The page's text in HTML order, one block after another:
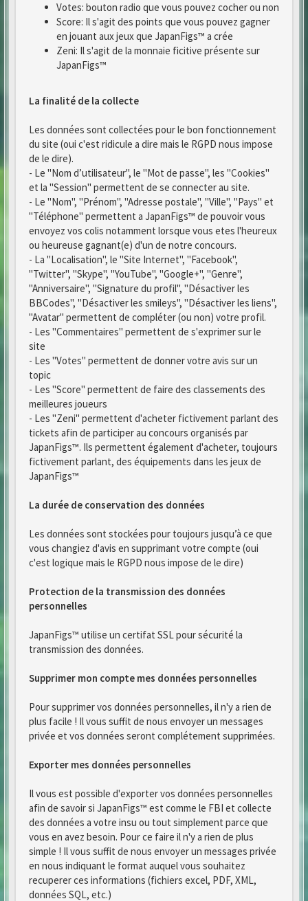
Votes: bouton radio que vous pouvez cocher ou non
Score: Il s'agit des points que vous pouvez gagner
en jouant aux jeux que JapanFigs™ a crée
Zeni: Il s'agit de la monnaie ficitive présente sur
JapanFigs™
La finalité de la collecte
Les données sont collectées pour le bon fonctionnement
du site (oui c'est ridicule a dire mais le RGPD nous impose
de le dire).
- Le "Nom d’utilisateur", le "Mot de passe", les "Cookies"
et la "Session" permettent de se connecter au site.
- Le "Nom", "Prénom", "Adresse postale", "Ville", "Pays" et
"Téléphone" permettent a JapanFigs™ de pouvoir vous
envoyez vos colis notamment lorsque vous etes l'heureux
ou heureuse gagnant(e) d'un de notre concours.
- La "Localisation", le "Site Internet", "Facebook",
"Twitter", "Skype", "YouTube", "Google+", "Genre",
"Anniversaire", "Signature du profil", "Désactiver les
BBCodes", "Désactiver les smileys", "Désactiver les liens",
"Avatar" permettent de compléter (ou non) votre profil.
- Les "Commentaires" permettent de s'exprimer sur le
site
- Les "Votes" permettent de donner votre avis sur un
topic
- Les "Score" permettent de faire des classements des
meilleures joueurs
- Les "Zeni" permettent d'acheter fictivement parlant des
tickets afin de participer au concours organisés par
JapanFigs™. Ils permettent également d'acheter, toujours
fictivement parlant, des équipements dans les jeux de
JapanFigs™
La durée de conservation des données
Les données sont stockées pour toujours jusqu’à ce que
vous changiez d'avis en supprimant votre compte (oui
c'est logique mais le RGPD nous impose de le dire)
Protection de la transmission des données
personnelles
JapanFigs™ utilise un certifat SSL pour sécurité la
transmission des données.
Supprimer mon compte mes données personnelles
Pour supprimer vos données personnelles, il n'y a rien de
plus facile ! Il vous suffit de nous envoyer un messages
privée et vos données seront complétement supprimées.
Exporter mes données personnelles
Il vous est possible d'exporter vos données personnelles
afin de savoir si JapanFigs™ est comme le FBI et collecte
des données a votre insu ou tout simplement parce que
vous en avez besoin. Pour ce faire il n'y a rien de plus
simple ! Il vous suffit de nous envoyer un messages privée
en nous indiquant le format auquel vous souhaitez
recuperer ces informations (fichiers excel, PDF, XML,
données SQL, etc.)